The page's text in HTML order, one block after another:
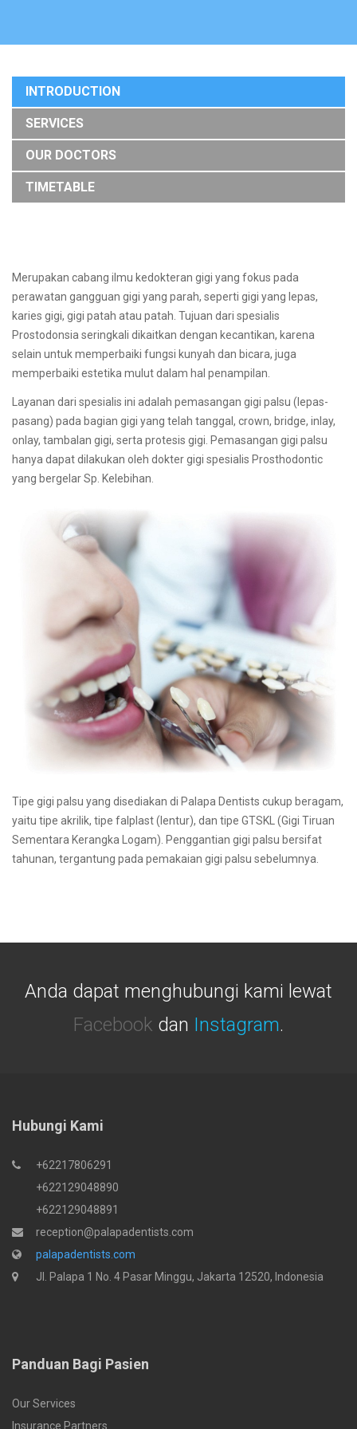
INTRODUCTION
SERVICES
OUR DOCTORS
TIMETABLE
Merupakan cabang ilmu kedokteran gigi yang fokus pada
perawatan gangguan gigi yang parah, seperti gigi yang lepas,
karies gigi, gigi patah atau patah. Tujuan dari spesialis
Prostodonsia seringkali dikaitkan dengan kecantikan, karena
selain untuk memperbaiki fungsi kunyah dan bicara, juga
memperbaiki estetika mulut dalam hal penampilan.
Layanan dari spesialis ini adalah pemasangan gigi palsu (lepas-
pasang) pada bagian gigi yang telah tanggal, crown, bridge, inlay,
onlay, tambalan gigi, serta protesis gigi. Pemasangan gigi palsu
hanya dapat dilakukan oleh dokter gigi spesialis Prosthodontic
yang bergelar Sp. Kelebihan.
Tipe gigi palsu yang disediakan di Palapa Dentists cukup beragam,
yaitu tipe akrilik, tipe falplast (lentur), dan tipe GTSKL (Gigi Tiruan
Sementara Kerangka Logam). Penggantian gigi palsu bersifat
tahunan, tergantung pada pemakaian gigi palsu sebelumnya.
Anda dapat menghubungi kami lewat
Facebook dan Instagram.
Hubungi Kami
+62217806291
+622129048890
+622129048891
reception@palapadentists.com
palapadentists.com
Jl. Palapa 1 No. 4 Pasar Minggu, Jakarta 12520, Indonesia
Panduan Bagi Pasien
Our Services
Insurance Partners